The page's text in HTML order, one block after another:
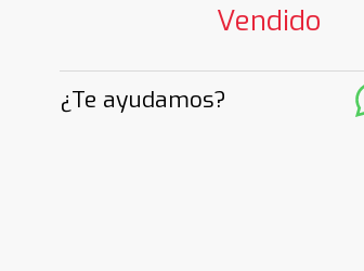
Vendido
¿Te ayudamos?